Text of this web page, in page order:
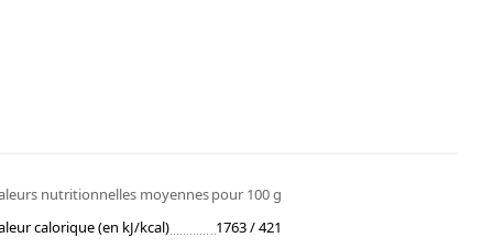
nutritionnelles moyennespour 100 g
calorique (en kJ/kcal)
1763 / 421